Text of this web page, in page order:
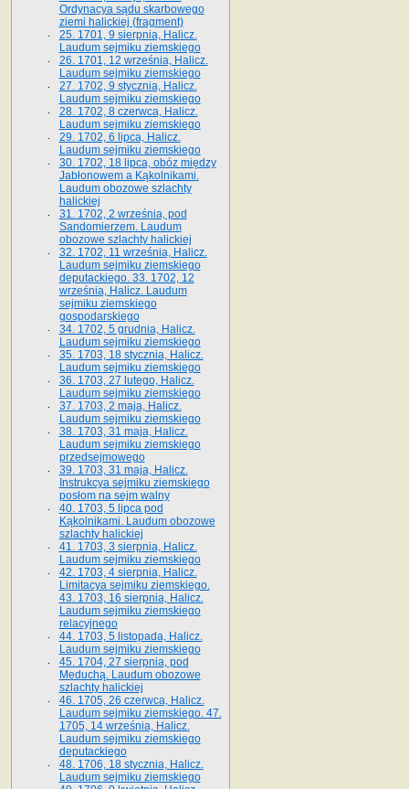
Ordynacya sądu skarbowego
ziemi halickiej (fragment)
25. 1701, 9 sierpnia, Halicz.
Laudum sejmiku ziemskiego
26. 1701, 12 września, Halicz.
Laudum sejmiku ziemskiego
27. 1702, 9 stycznia, Halicz.
Laudum sejmiku ziemskiego
28. 1702, 8 czerwca, Halicz.
Laudum sejmiku ziemskiego
29. 1702, 6 lipca, Halicz.
Laudum sejmiku ziemskiego
30. 1702, 18 lipca, obóz między
Jabłonowem a Kąkolnikami.
Laudum obozowe szlachty
halickiej
31. 1702, 2 września, pod
Sandomierzem. Laudum
obozowe szlachty halickiej
32. 1702, 11 września, Halicz.
Laudum sejmiku ziemskiego
deputackiego. 33. 1702, 12
września, Halicz. Laudum
sejmiku ziemskiego
gospodarskiego
34. 1702, 5 grudnia, Halicz.
Laudum sejmiku ziemskiego
35. 1703, 18 stycznia, Halicz.
Laudum sejmiku ziemskiego
36. 1703, 27 lutego, Halicz.
Laudum sejmiku ziemskiego
37. 1703, 2 maja, Halicz.
Laudum sejmiku ziemskiego
38. 1703, 31 maja, Halicz.
Laudum sejmiku ziemskiego
przedsejmowego
39. 1703, 31 maja, Halicz.
Instrukcya sejmiku ziemskiego
posłom na sejm walny
40. 1703, 5 lipca pod
Kąkolnikami. Laudum obozowe
szlachty halickiej
41­. 1703, 3 sierpnia, Halicz.
Laudum sejmiku ziemskiego
42. 1703, 4 sierpnia, Halicz.
Limitacya sejmiku ziemskiego.
43. 1703, 16 sierpnia, Halicz.
Laudum sejmiku ziemskiego
relacyjnego
44. 1703, 5 listopada, Halicz.
Laudum sejmiku ziemskiego
45. 1704, 27 sierpnia, pod
Meduchą. Laudum obozowe
szlachty halickiej
46. 1705, 26 czerwca, Halicz.
Laudum sejmiku ziemskiego. 47.
1705, 14 września, Halicz.
Laudum sejmiku ziemskiego
deputackiego
48. 1706, 18 stycznia, Halicz.
Laudum sejmiku ziemskiego